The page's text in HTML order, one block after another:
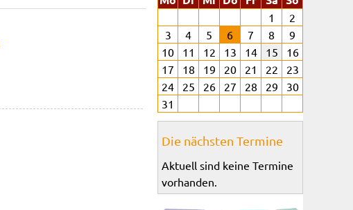
1
2
3
4 5 6 7 8
9
10
11 12 13 14 15
16
17
18 19 20 21 22
23
24
25 26 27 28 29
30
31
Die nächsten Termine
Aktuell sind keine Termine
vorhanden.